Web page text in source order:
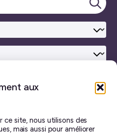
aux
ce site, nous utilisons des
mais aussi pour améliorer
la
♥et beaucoup de café.
J’ai pris toutes les
billet est écrit à la main.